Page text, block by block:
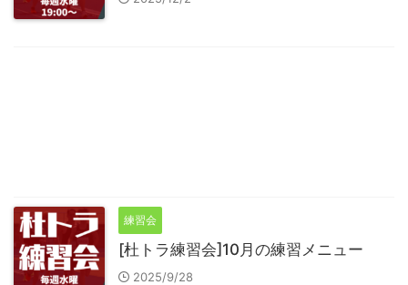
練習会
[杜トラ練習会]10月の練習メニュー
2025/9/28